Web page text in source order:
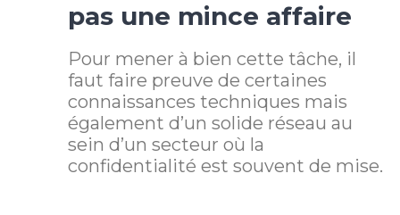
pas une mince affaire
Pour mener à bien cette tâche, il
faut faire preuve de certaines
connaissances techniques mais
également d’un solide réseau au
sein d’un secteur où la
confidentialité est souvent de mise.